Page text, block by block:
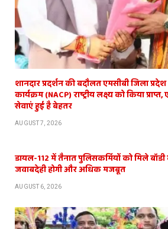
शानदार प्रदर्शन की बदौलत एमसीबी जिला
कार्यक्रम (NACP) राष्ट्रीय लक्ष्य को किया
सेवाएं हुई है बेहतर
AUGUST 7, 2026
डायल-112 में तैनात पुलिसकर्मियों को मिले बॉडी
जवाबदेही होगी और अधिक मजबूत
AUGUST 6, 2026